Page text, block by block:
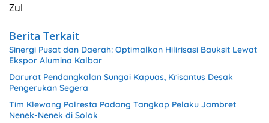
Zul
Berita Terkait
Sinergi Pusat dan Daerah: Optimalkan Hilirisasi Bauksit Lewat
Ekspor Alumina Kalbar
Darurat Pendangkalan Sungai Kapuas, Krisantus Desak
Pengerukan Segera
Tim Klewang Polresta Padang Tangkap Pelaku Jambret
Nenek-Nenek di Solok